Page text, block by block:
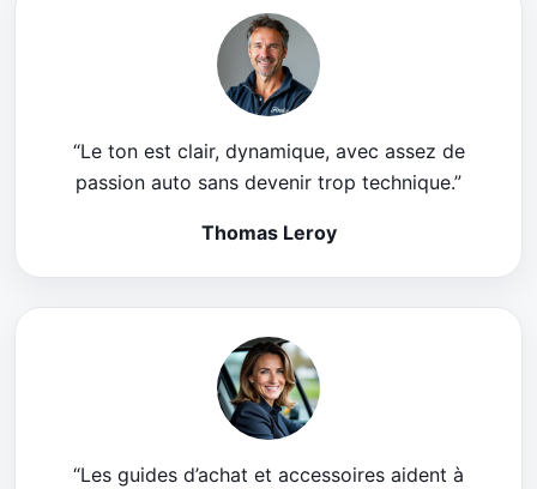
“Le ton est clair, dynamique, avec assez de
passion auto sans devenir trop technique.”
Thomas Leroy
“Les guides d’achat et accessoires aident à